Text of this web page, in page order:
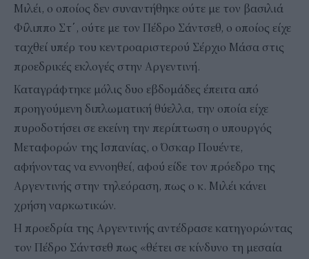
Μιλέι, ο οποίος δεν συναντήθηκε ούτε με τον βασιλιά
Φίλιππο Στ΄, ούτε με τον Πέδρο Σάντσεθ, ο οποίος είχε
ταχθεί υπέρ του κεντροαριστερού Σέρχιο Μάσα στις
προεδρικές εκλογές στην Αργεντινή.
Καταγράφτηκε μόλις δυο εβδομάδες έπειτα από
προηγούμενη διπλωματική θύελλα, την οποία είχε
πυροδοτήσει σε εκείνη την περίπτωση ο υπουργός
Μεταφορών της Ισπανίας, ο Όσκαρ Πουέντε,
αφήνοντας να εννοηθεί, αφού είδε τον πρόεδρο της
Αργεντινής στην τηλεόραση, πως ο κ. Μιλέι κάνει
χρήση ναρκωτικών.
Η προεδρία της Αργεντινής αντέδρασε κατηγορώντας
τον Πέδρο Σάντσεθ πως «θέτει σε κίνδυνο τη μεσαία